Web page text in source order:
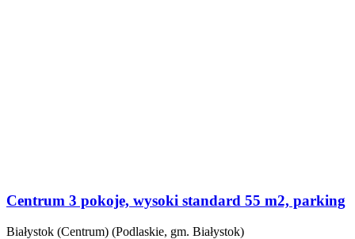
Centrum 3 pokoje, wysoki standard 55 m2, parking
Białystok (Centrum) (Podlaskie, gm. Białystok)